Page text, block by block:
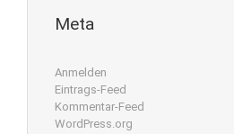
Meta
Anmelden
Eintrags-Feed
Kommentar-Feed
WordPress.org